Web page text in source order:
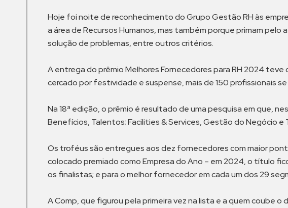
Hoje foi noite de reconhecimento do Grupo Gestão RH às
a área de Recursos Humanos, mas também porque primam
solução de problemas, entre outros critérios.
A entrega do prêmio Melhores Fornecedores para RH 2024
cercado por festividade e suspense, mais de 150 profissionais
Na 18ª edição, o prêmio é resultado de uma pesquisa em que,
Benefícios, Talentos; Facilities & Services, Gestão do Negócio e
Os troféus são entregues aos dez fornecedores com maior
colocado premiado como Empresa do Ano – em 2024, o título
os finalistas; e para o melhor fornecedor em cada um dos 29
A Comp, que figurou pela primeira vez na lista e a quem